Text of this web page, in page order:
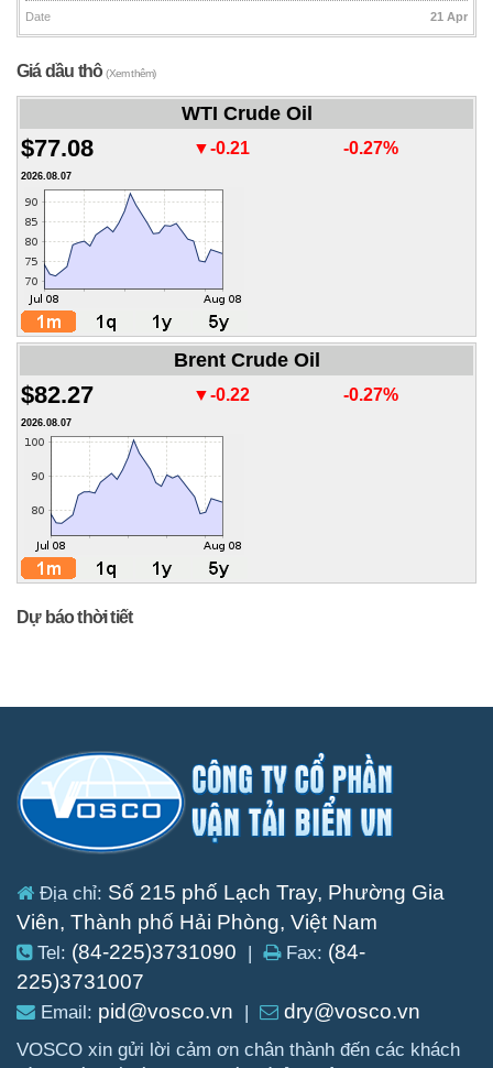
Date 21 Apr
Giá dầu thô(Xem thêm)
WTI Crude Oil
$77.08 ▼-0.21 -0.27%
2026.08.07
Brent Crude Oil
$82.27 ▼-0.22 -0.27%
2026.08.07
Dự báo thời tiết
Địa chỉ: Số 215 phố Lạch Tray, Phường Gia
Viên, Thành phố Hải Phòng, Việt Nam
Tel: (84-225)3731090 | Fax: (84-
225)3731007
Email: pid@vosco.vn | dry@vosco.vn
VOSCO xin gửi lời cảm ơn chân thành đến các khách